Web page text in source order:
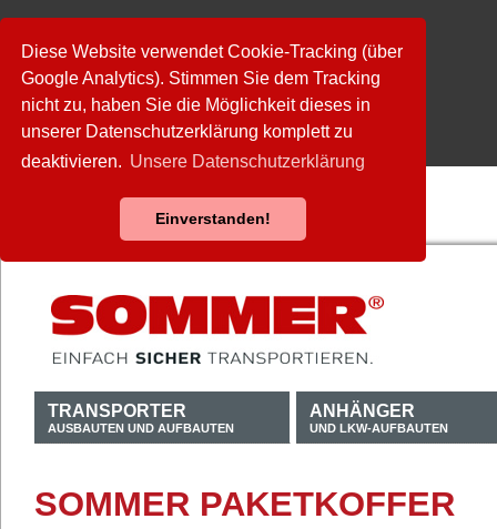
Diese Website verwendet Cookie-Tracking (über
Google Analytics). Stimmen Sie dem Tracking
nicht zu, haben Sie die Möglichkeit dieses in
unserer Datenschutzerklärung komplett zu
deaktivieren. Unsere Datenschutzerklärung
Einverstanden!
TRANSPORTER
AUSBAUTEN UND AUFBAUTEN
ANHÄNGER
UND LKW-AUFBAUTEN
SOMMER PAKETKOFFER